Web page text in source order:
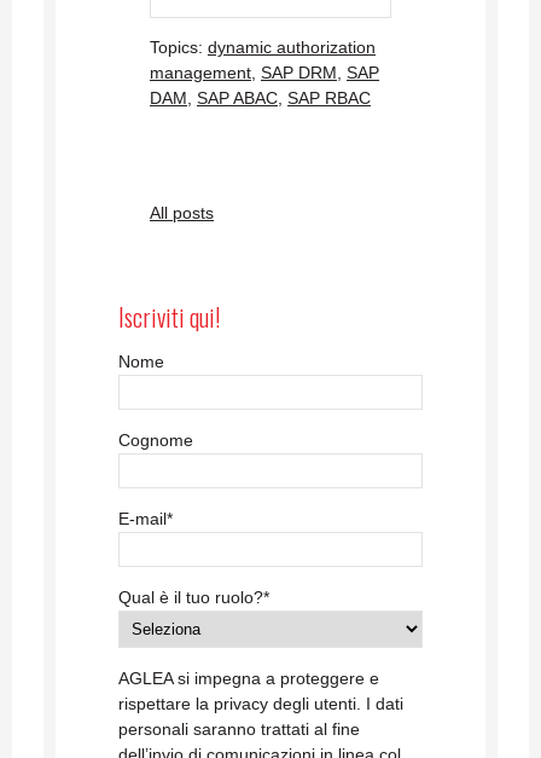
Topics: dynamic authorization
management SAP DRM SAP
DAM SAP ABAC SAP RBAC
All posts
Iscriviti qui!
Nome
Cognome
E-mail*
Qual è il tuo ruolo?*
AGLEA si impegna a proteggere e
rispettare la privacy degli utenti. I dati
personali saranno trattati al fine
dell’invio di comunicazioni in linea col